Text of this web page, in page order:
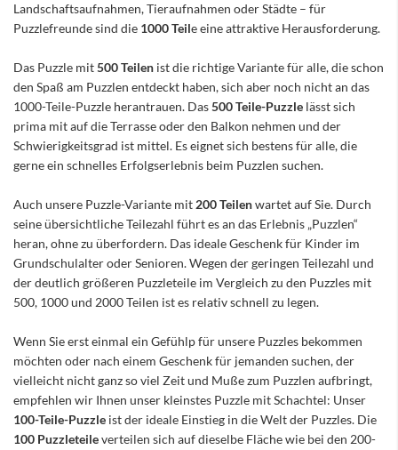
Landschaftsaufnahmen, Tieraufnahmen oder Städte – für
Puzzlefreunde sind die 1000 Teile eine attraktive Herausforderung.
Das Puzzle mit500 Teilen ist die richtige Variante für alle, die schon
den Spaß am Puzzlen entdeckt haben, sich aber noch nicht an das
1000-Teile-Puzzle herantrauen. Das500 Teile-Puzzle lässt sich
prima mit auf die Terrasse oder den Balkon nehmen und der
Schwierigkeitsgrad ist mittel. Es eignet sich bestens für alle, die
gerne ein schnelles Erfolgserlebnis beim Puzzlen suchen.
Auch unsere Puzzle-Variante mit 200 Teilenwartet auf Sie. Durch
seine übersichtliche Teilezahl führt es an das Erlebnis „Puzzlen“
heran, ohne zu überfordern. Das ideale Geschenk für Kinder im
Grundschulalter oder Senioren. Wegen der geringen Teilezahl und
der deutlich größeren Puzzleteile im Vergleich zu den Puzzles mit
500, 1000 und 2000 Teilen ist es relativ schnell zu legen.
Wenn Sie erst einmal ein Gefühlp für unsere Puzzles bekommen
möchten oder nach einem Geschenk für jemanden suchen, der
vielleicht nicht ganz so viel Zeit und Muße zum Puzzlen aufbringt,
empfehlen wir Ihnen unser kleinstes Puzzle mit Schachtel: Unser
100-Teile-Puzzle ist der ideale Einstieg in die Welt der Puzzles. Die
100 Puzzleteileverteilen sich auf dieselbe Fläche wie bei den 200-